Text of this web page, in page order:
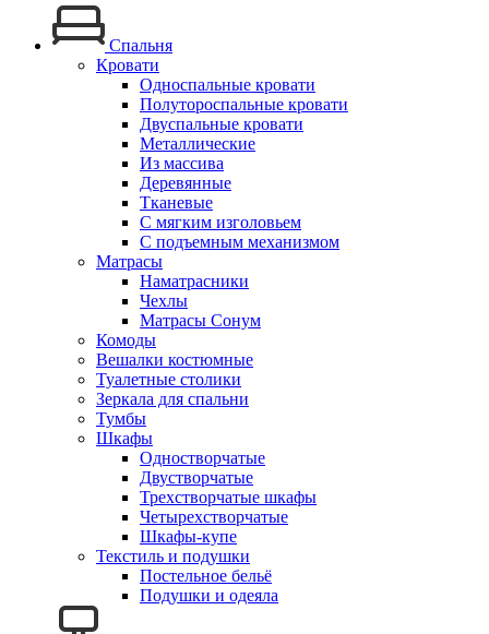
Спальня
Кровати
Односпальные кровати
Полутороспальные кровати
Двуспальные кровати
Металлические
Из массива
Деревянные
Тканевые
С мягким изголовьем
С подъемным механизмом
Матрасы
Наматрасники
Чехлы
Матрасы Сонум
Комоды
Вешалки костюмные
Туалетные столики
Зеркала для спальни
Тумбы
Шкафы
Одностворчатые
Двустворчатые
Трехстворчатые шкафы
Четырехстворчатые
Шкафы-купе
Текстиль и подушки
Постельное бельё
Подушки и одеяла